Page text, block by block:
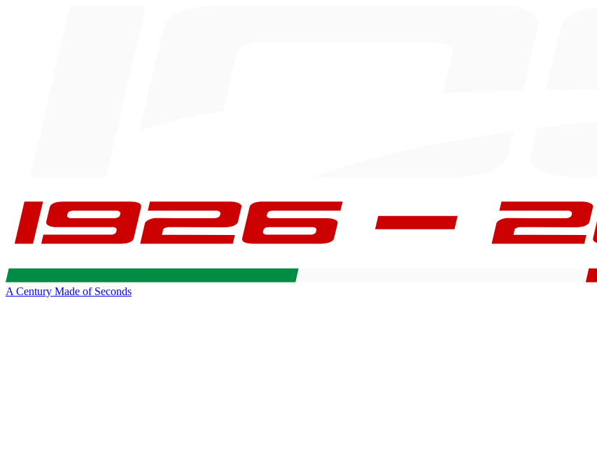
A Century Made of Seconds